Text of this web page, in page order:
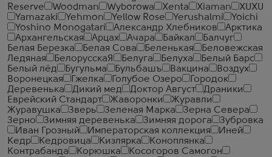
Reserve
Woodman Wyborowa Xenta Xiaman
XUXU
Yamazaki
Yehmon Yellow Rose Yerushalmi
Yoichi
Yoshino Monogatari
Александр Хлебников
Арктика
Архангельская
Арцах Ачара Байкал
Балчуг
Белая Березка
Белая Сова Беленькая
Беловежская
Ледяная
БелорусскаЯ Белуга Белуха
Белый Барс
Белый лёд
Бугульма Бульбашъ Вакцина
Воздух
Воронецкая
Гжелка Голубое Озеро
Городок
Деревенька
Дикий мед Доктор Август
Драники
Еврейский Стандарт
Жаворонки
Журавли
Журавушка
Зверь Зеленая Марка
Зерна Севера
Зерно
Зимняя деревенька Зимняя дорога
Зубровка
Иван Грозный
Императорская коллекция
Иней
Кедр
Кедровица Кизлярка
Коноплянка
Контрабанда
Корюшка Косогоров Самогон